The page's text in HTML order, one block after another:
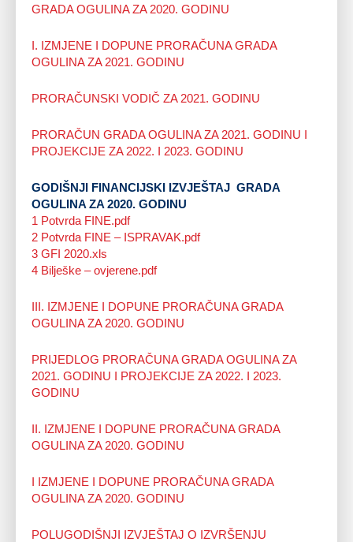
GRADA OGULINA ZA 2020. GODINU
I. IZMJENE I DOPUNE PRORAČUNA GRADA
OGULINA ZA 2021. GODINU
PRORAČUNSKI VODIČ ZA 2021. GODINU
PRORAČUN GRADA OGULINA ZA 2021. GODINU I
PROJEKCIJE ZA 2022. I 2023. GODINU
GODIŠNJI FINANCIJSKI IZVJEŠTAJ GRADA
OGULINA ZA 2020. GODINU
1 Potvrda FINE.pdf
2 Potvrda FINE – ISPRAVAK.pdf
3 GFI 2020.xls
4 Bilješke – ovjerene.pdf
III. IZMJENE I DOPUNE PRORAČUNA GRADA
OGULINA ZA 2020. GODINU
PRIJEDLOG PRORAČUNA GRADA OGULINA ZA
2021. GODINU I PROJEKCIJE ZA 2022. I 2023.
GODINU
II. IZMJENE I DOPUNE PRORAČUNA GRADA
OGULINA ZA 2020. GODINU
I IZMJENE I DOPUNE PRORAČUNA GRADA
OGULINA ZA 2020. GODINU
POLUGODIŠNJI IZVJEŠTAJ O IZVRŠENJU